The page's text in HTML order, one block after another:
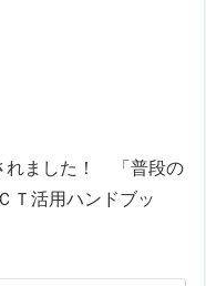
れました！ 「普段の
Ｔ活用ハンドブッ